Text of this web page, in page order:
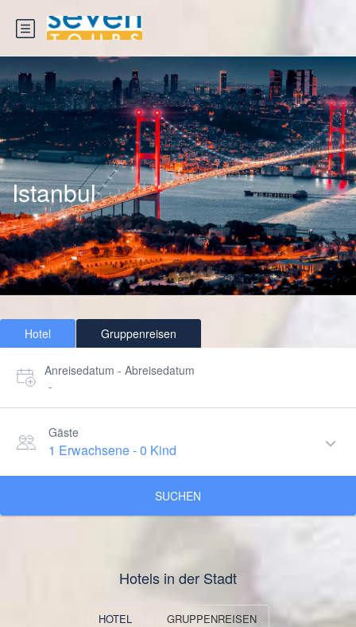
Istanbul
Hotel Gruppenreisen
Anreisedatum - Abreisedatum
-
Gäste
1 Erwachsene-0 Kind
SUCHEN
Hotels in der Stadt
HOTEL GRUPPENREISEN